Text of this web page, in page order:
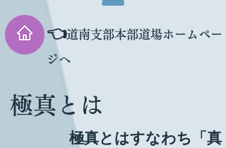
👈道南支部本部道場ホームペー
ジへ
極真とは
極真とはすなわち「真